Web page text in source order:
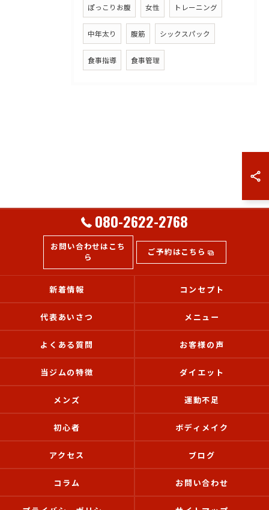
ぽっこりお腹 女性 トレーニング
中年太り 腹筋 シックスパック
食事指導 食事管理
080-2622-2768
お問い合わせはこち
ら
ご予約はこちら
新着情報 コンセプト
代表あいさつ メニュー
よくある質問 お客様の声
当ジムの特徴 ダイエット
メンズ 運動不足
初心者 ボディメイク
アクセス ブログ
コラム お問い合わせ